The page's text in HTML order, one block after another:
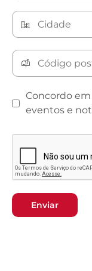
Concordo
eventos e
Enviar